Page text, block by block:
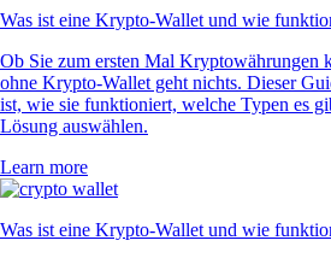
Was ist eine Krypto-Wallet und wie
Ob Sie zum ersten Mal Kryptowährungen
ohne Krypto-Wallet geht nichts. Dieser
ist, wie sie funktioniert, welche Typen es
Lösung auswählen.
Learn more
Was ist eine Krypto-Wallet und wie